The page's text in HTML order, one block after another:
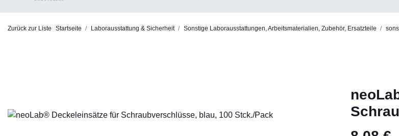
Zurück zur Liste Startseite Laborausstattung & Sicherheit Sonstige Laborausstattungen, Arbeitsmaterialien, Zubehör, Ersatzteile